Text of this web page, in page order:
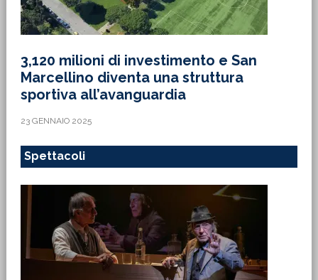
3,120 milioni di investimento e San
Marcellino diventa una struttura
sportiva all’avanguardia
23 GENNAIO 2025
Spettacoli